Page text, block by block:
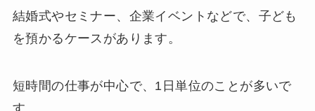
結婚式やセミナー、企業イベントなどで、子ども
を預かるケースがあります。
短時間の仕事が中心で、1日単位のことが多いで
す。